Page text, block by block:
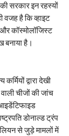
सरकार इन रहस्यों
वजह है कि व्हाइट
और कॉस्मोलॉजिस्ट
बनाया है।
द्वारा देखी
चीजों की जांच
डोनाल्ड ट्रंप
से जुड़े मामलों में